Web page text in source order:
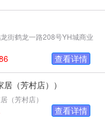
街鹤龙一路208号YH城商业
查看详情
（芳村店））
（芳村店）
查看详情